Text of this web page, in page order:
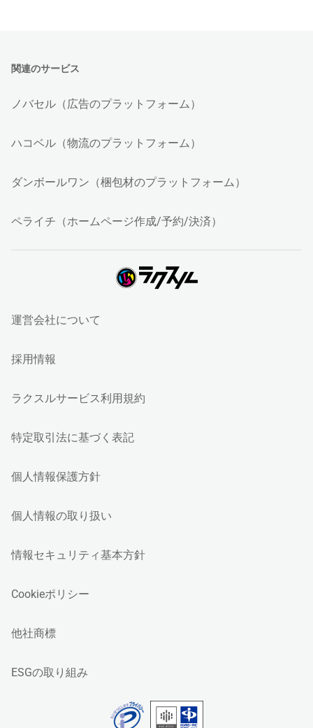
関連のサービス
ノバセル（広告のプラットフォーム）
ハコベル（物流のプラットフォーム）
ダンボールワン（梱包材のプラットフォーム）
ペライチ（ホームページ作成/予約/決済）
運営会社について
採用情報
ラクスルサービス利用規約
特定取引法に基づく表記
個人情報保護方針
個人情報の取り扱い
情報セキュリティ基本方針
Cookieポリシー
他社商標
ESGの取り組み